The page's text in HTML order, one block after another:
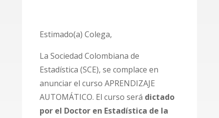
Estimado(a) Colega,
La Sociedad Colombiana de
Estadística (SCE), se complace en
anunciar el curso APRENDIZAJE
AUTOMÁTICO. El curso será dictado
por el Doctor en Estadística de la